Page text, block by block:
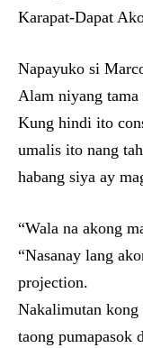
Karapat-Dapat
Napayuko si
Alam niyang tama
Kung hindi ito
umalis ito nang
habang siya ay
“Wala na akong
“Nasanay lang
projection.
Nakalimutan kong
taong pumapasok